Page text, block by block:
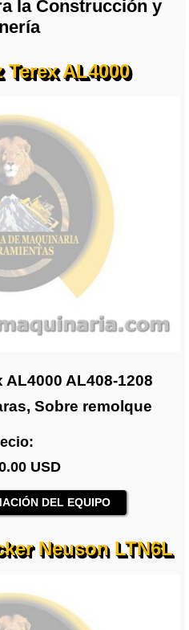
la Construcción y
AL4000
AL4000 AL408-1208
Sobre remolque
USD
DEL EQUIPO
Neuson LTN6L